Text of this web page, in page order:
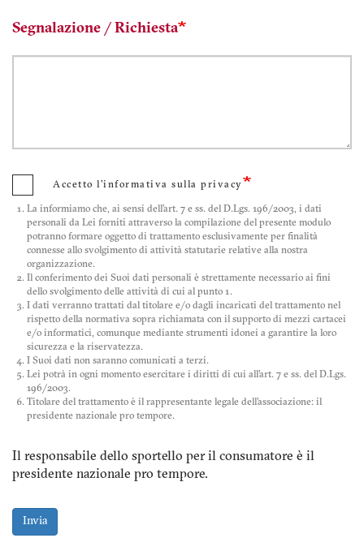
Segnalazione / Richiesta
Accetto l'informativa sulla privacy
La informiamo che, ai sensi dell'art. 7 e ss. del D.Lgs. 196/2003, i dati
personali da Lei forniti attraverso la compilazione del presente modulo
potranno formare oggetto di trattamento esclusivamente per finalità
connesse allo svolgimento di attività statutarie relative alla nostra
organizzazione.
Il conferimento dei Suoi dati personali è strettamente necessario ai fini
dello svolgimento delle attività di cui al punto 1.
I dati verranno trattati dal titolare e/o dagli incaricati del trattamento nel
rispetto della normativa sopra richiamata con il supporto di mezzi cartacei
e/o informatici, comunque mediante strumenti idonei a garantire la loro
sicurezza e la riservatezza.
I Suoi dati non saranno comunicati a terzi.
Lei potrà in ogni momento esercitare i diritti di cui all'art. 7 e ss. del D.Lgs.
196/2003.
Titolare del trattamento è il rappresentante legale dell'associazione: il
presidente nazionale pro tempore.
Il responsabile dello sportello per il consumatore è il
presidente nazionale pro tempore.
Invia